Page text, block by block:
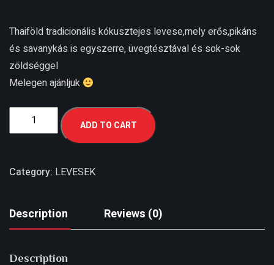
Thaiföld tradicionális kókusztejes levese,mely erős,pikáns
és savanykás is egyszerre, üvegtésztával és sok-sok
zöldséggel
Melegen ajánljuk
ADD TO CART
Category: LEVESEK
Description Reviews (0)
Description